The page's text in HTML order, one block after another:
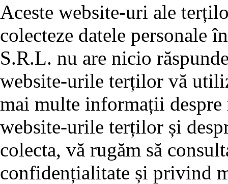
Aceste website-uri ale
colecteze datele
S.R.L. nu are nicio
website-urile terților vă
mai multe informații despre
website-urile terților și
colecta, vă rugăm să
confidențialitate și privind